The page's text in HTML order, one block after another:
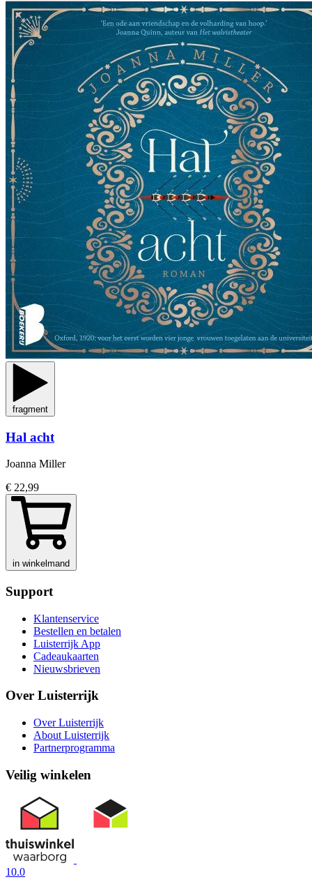
fragment
Hal acht
Joanna Miller
€ 22,99
in winkelmand
Support
Klantenservice
Bestellen en betalen
Luisterrijk App
Cadeaukaarten
Nieuwsbrieven
Over Luisterrijk
Over Luisterrijk
About Luisterrijk
Partnerprogramma
Veilig winkelen
10.0